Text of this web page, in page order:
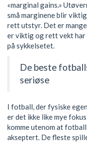
«marginal gains.»
små marginene blir
rett utstyr. Det er
er viktig og rett vekt har
på sykkelsetet.
De beste
seriøse
I fotball, der fysiske
er det ikke like mye
komme utenom at
akseptert. De fleste